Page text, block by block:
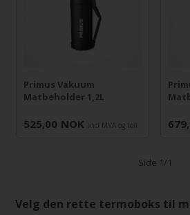
Primus Vakuum
Matbeholder 1,2L
525,00 NOK incl MVA og toll
Side 1/1
Velg den rette termoboks til